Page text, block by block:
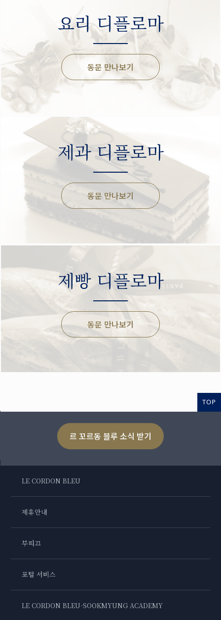
요리 디플로마
동문 만나보기
제과 디플로마
동문 만나보기
제빵 디플로마
동문 만나보기
TOP
르 꼬르동 블루 소식 받기
LE CORDON BLEU
제휴안내
부띠끄
포털 서비스
LE CORDON BLEU-SOOKMYUNG ACADEMY